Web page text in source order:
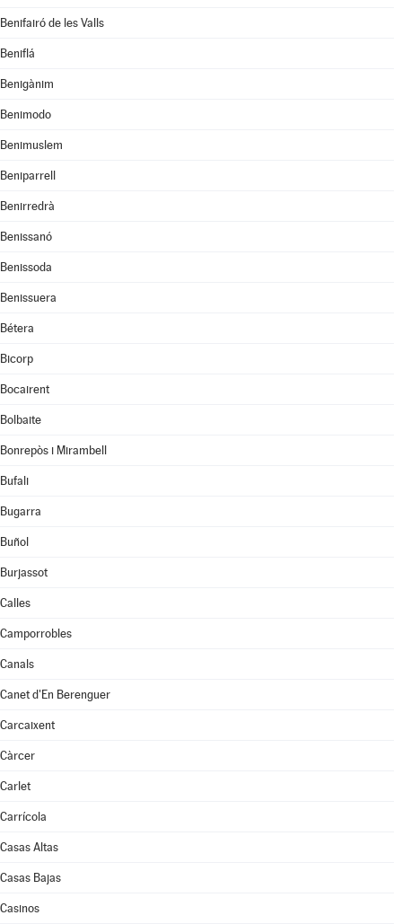
Benifairó de les Valls
Beniflá
Benigànim
Benimodo
Benimuslem
Beniparrell
Benirredrà
Benissanó
Benissoda
Benissuera
Bétera
Bicorp
Bocairent
Bolbaite
Bonrepòs i Mirambell
Bufali
Bugarra
Buñol
Burjassot
Calles
Camporrobles
Canals
Canet d'En Berenguer
Carcaixent
Càrcer
Carlet
Carrícola
Casas Altas
Casas Bajas
Casinos